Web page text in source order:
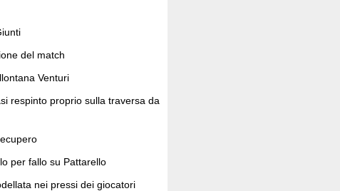
del match
Venturi
respinto proprio sulla traversa da
per fallo su Pattarello
nei pressi dei giocatori